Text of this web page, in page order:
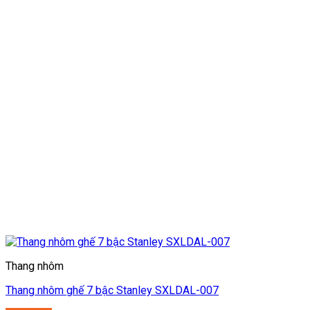
Thang nhôm
Thang nhôm ghế 7 bậc Stanley SXLDAL-007